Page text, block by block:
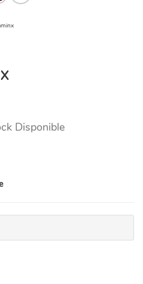
Disponible